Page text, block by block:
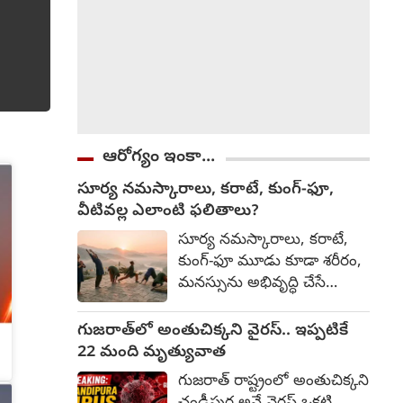
ఆరోగ్యం ఇంకా...
సూర్య నమస్కారాలు, కరాటే, కుంగ్-ఫూ,
వీటివల్ల ఎలాంటి ఫలితాలు?
సూర్య నమస్కారాలు, కరాటే,
కుంగ్-ఫూ మూడు కూడా శరీరం,
మనస్సును అభివృద్ధి చేసే
ఫలితాల్లో కొంత తేడా ఉంటుంది.
వేటివల్ల ఎలాంటి ఫలితాలు
వుంటాయో తెలుసుకుందాము.
సూర్య నమస్కారాలు శరీరంలోని
గుజరాత్‌లో అంతుచిక్కని వైరస్.. ఇప్పటికే
22 మంది మృత్యువాత
గుజరాత్ రాష్ట్రంలో అంతుచిక్కని